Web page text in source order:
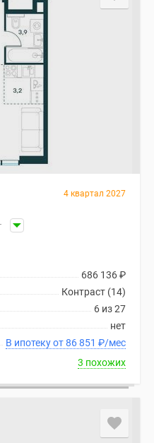
4 квартал 2027
686 136₽
Контраст (14)
6 из 27
нет
В ипотеку от 86 851 ₽/мес
3 похожих